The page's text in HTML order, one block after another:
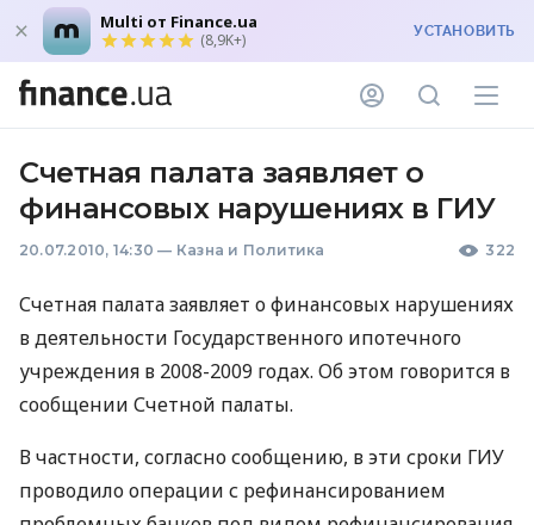
Multi от Finance.ua
(8,9K+) УСТАНОВИТЬ
Счетная палата заявляет о
финансовых нарушениях в ГИУ
20.07.2010, 14:30 — Казна и Политика 322
Счетная палата заявляет о финансовых нарушениях
в деятельности Государственного ипотечного
учреждения в 2008-2009 годах. Об этом говорится в
сообщении Счетной палаты.
В частности, согласно сообщению, в эти сроки ГИУ
проводило операции с рефинансированием